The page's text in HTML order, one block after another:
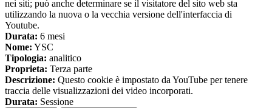
nei siti; può anche determinare se il visitatore del sito web sta
utilizzando la nuova o la vecchia versione dell'interfaccia di
Youtube.
Durata: 6 mesi
Nome: YSC
Tipologia: analitico
Proprieta: Terza parte
Descrizione: Questo cookie è impostato da YouTube per tenere
traccia delle visualizzazioni dei video incorporati.
Durata: Sessione